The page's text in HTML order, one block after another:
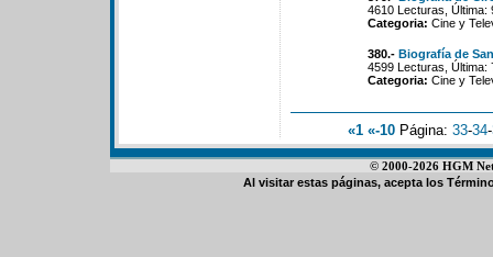
4610 Lecturas, Última:
Categoria: Cine y
380.- Biografía de
4599 Lecturas, Última:
Categoria: Cine y
«1 «-10 Página: 33-34-
© 2000-2026 HGM
Al visitar estas páginas, acepta los